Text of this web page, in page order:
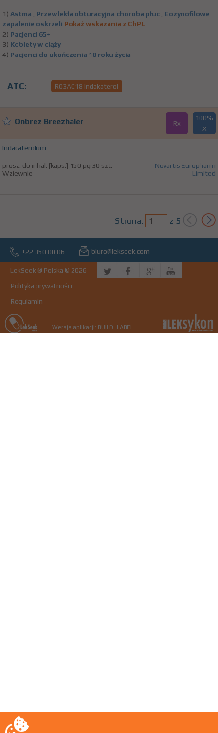
1) Astma , Przewlekła obturacyjna choroba płuc , Eozynofilowe
zapalenie oskrzeli Pokaż wskazania z ChPL
2) Pacjenci 65+
3) Kobiety w ciąży
4) Pacjenci do ukończenia 18 roku życia
ATC: R03AC18 Indakaterol
Onbrez Breezhaler Rx
100%
X
Indacaterolum
prosz. do inhal. [kaps.] 150 µg 30 szt.
Wziewnie
Novartis Europharm
Limited
Strona: z 5
+22 350 00 06 biuro@lekseek.com
LekSeek ® Polska © 2026
Polityka prywatności
Regulamin
Wersja aplikacji: BUILD_LABEL